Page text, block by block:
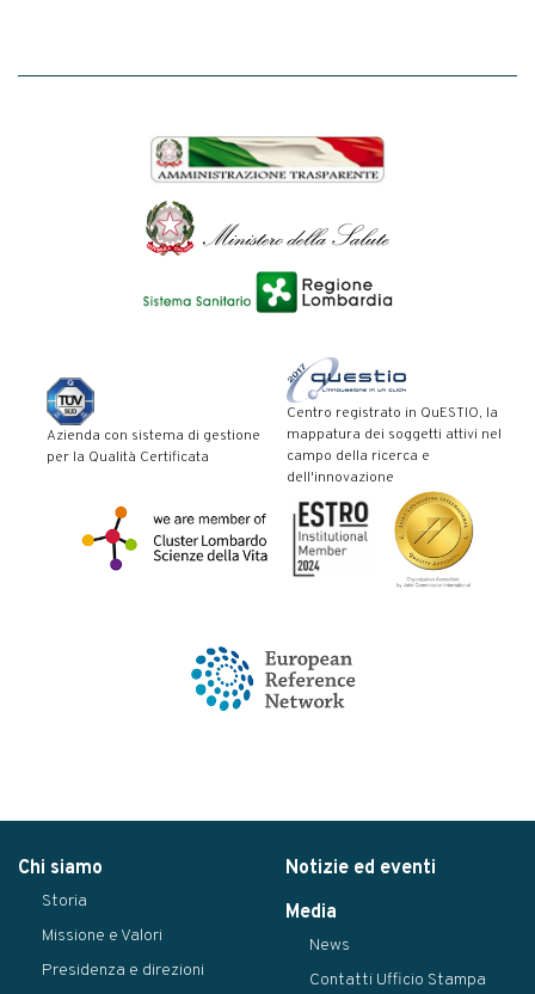
Azienda con sistema di gestione
per la Qualità Certificata
Centro registrato in QuESTIO, la
mappatura dei soggetti attivi nel
campo della ricerca e
dell'innovazione
Chi siamo
Storia
Missione e Valori
Presidenza e direzioni
Notizie ed eventi
Media
News
Contatti Ufficio Stampa